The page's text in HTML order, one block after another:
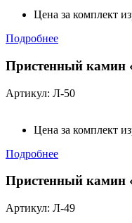
Цена за комплект
Подробнее
Пристенный камин
Артикул: Л-50
Цена за комплект
Подробнее
Пристенный камин
Артикул: Л-49